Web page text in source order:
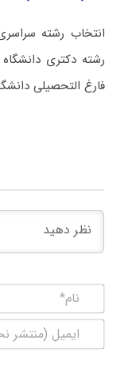
انتخاب رشته
رشته دکتری
فارغ التحصیلی